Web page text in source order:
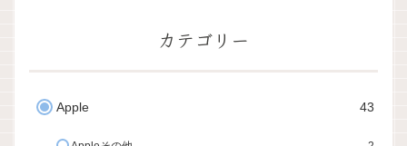
カテゴリー
Apple 43